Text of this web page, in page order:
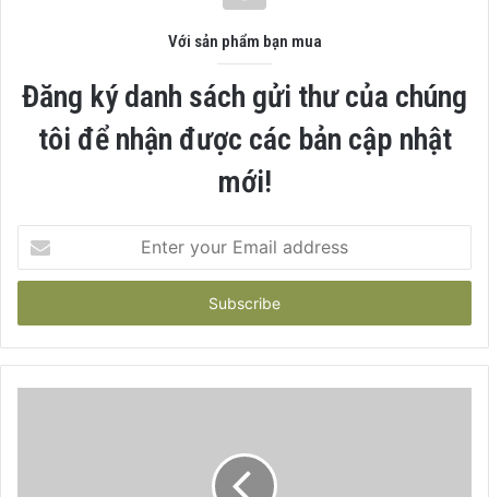
Với sản phẩm bạn mua
Đăng ký danh sách gửi thư của chúng
tôi để nhận được các bản cập nhật
mới!
your
Email